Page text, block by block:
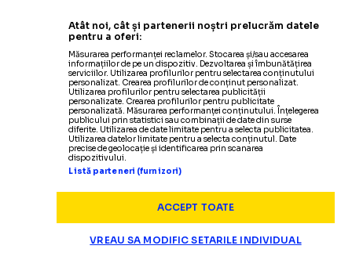
Atât noi, cât și partenerii noștri prelucrăm datele
pentru a oferi:
Măsurarea performanței reclamelor. Stocarea și/sau accesarea
informațiilor de pe un dispozitiv. Dezvoltarea și îmbunătățirea
serviciilor. Utilizarea profilurilor pentru selectarea conținutului
personalizat. Crearea profilurilor de conținut personalizat.
Utilizarea profilurilor pentru selectarea publicității
personalizate. Crearea profilurilor pentru publicitate
personalizată. Măsurarea performanței conținutului. Înțelegerea
publicului prin statistici sau combinații de date din surse
diferite. Utilizarea de date limitate pentru a selecta publicitatea.
Utilizarea datelor limitate pentru a selecta conținutul. Date
precise de geolocație și identificarea prin scanarea
dispozitivului.
Listă parteneri (furnizori)
ACCEPT TOATE
VREAU SA MODIFIC SETARILE INDIVIDUAL